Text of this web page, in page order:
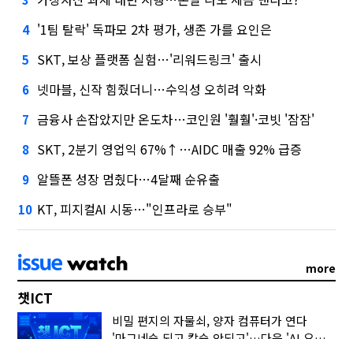
4 '1팀 탈락' 독파모 2차 평가, 생존 가를 요인은
5 SKT, 보상 플랫폼 실험…'리워드링크' 출시
6 넷마블, 신작 힘줬더니…수익성 오히려 악화
7 금융사 손잡았지만 온도차…코인원 '훨훨'·코빗 '잠잠'
8 SKT, 2분기 영업익 67%↑…AIDC 매출 92% 급증
9 알뜰폰 성장 멈췄다…4달째 순유출
10 KT, 피지컬AI 시동…"인프라로 승부"
more
챗ICT
비밀 편지의 자물쇠, 양자 컴퓨터가 연다